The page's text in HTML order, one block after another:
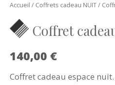
Accueil / Coffrets cadeau NUIT/
Coffret
140,00 €
Coffret cadeau espace